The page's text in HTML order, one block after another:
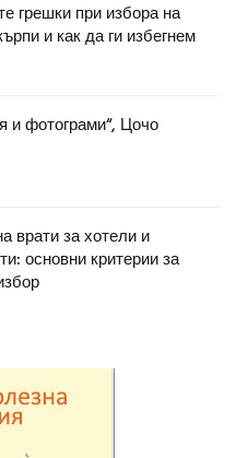
грешки при избора на
и как да ги избегнем
и фотограми“, Цочо
врати за хотели и
основни критерии за